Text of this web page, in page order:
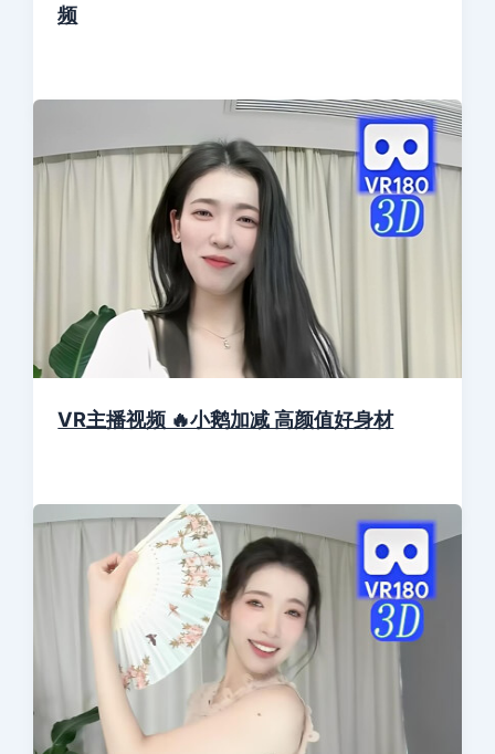
频
VR主播视频 🔥小鹅加减 高颜值好身材